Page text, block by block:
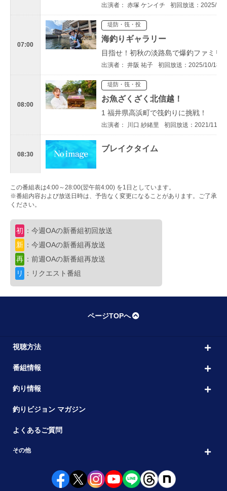
出演者： 赤塚 ケンイチ 初回放送：2025/10/
07:00
堤防・筏・投
海釣りギャラリー
目指せ！初秋の淡路島で爆釣ファミリ
出演者： 井阪 祐子 初回放送：2025/10/18
08:00
堤防・筏・投
お魚ざくざく北信越！
1 福井県高浜町で筏釣りに挑戦！
出演者： 川口 紗緒里 初回放送：2021/11/15
08:30
ブレイクタイム
09:00
ショア
メタルバスター
10:00
沖釣りギャラリー
出演者： 杉田 千紘・竹内 夏紀
11:30
初回放送：2025/10/30
ブレイクタイム
この番組表は4:00～28:00(翌午前4:00) を1日としています。
※番組内容および放送日時は、予告なく変更になることがあります。ご了承
ください。
初 ：今週OAの新番組初回放送
新 ：今週OAの新番組再放送
再 ：前週OAの新番組再放送
リ
：リクエスト番組
ページTOPへ
視聴方法
番組情報
釣り情報
釣りビジョン マガジン
よくあるご質問
その他